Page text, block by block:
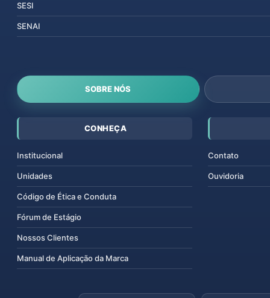
SESI
SENAI
SOBRE NÓS
CONHEÇA
Institucional
Unidades
Código de Ética e Conduta
Fórum de Estágio
Nossos Clientes
Manual de Aplicação da Marca
Contato
Ouvidoria